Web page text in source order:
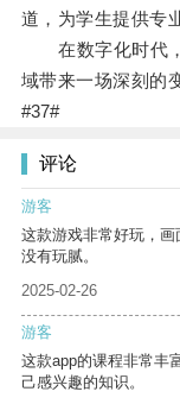
道，为学生提供专
在数字化时代，
域带来一场深刻的
#37#
评论
游客
这款游戏非常好玩，
没有玩腻。
2025-02-26
游客
这款app的课程非常丰
己感兴趣的知识。